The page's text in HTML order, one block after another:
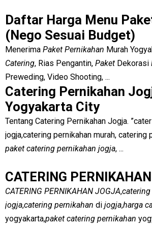
Daftar Harga Menu
(Nego Sesuai Budget)
Menerima Paket Pernikahan Murah
Catering, Rias Pengantin, Paket Dekorasi
Preweding, Video Shooting, ...
Catering Pernikahan
Yogyakarta City
Tentang Catering Pernikahan Jogja.
jogja,catering pernikahan murah, catering
paket catering pernikahan jogja, ...
CATERING
CATERING PERNIKAHAN JOGJA,
jogja,catering pernikahan di jogja,harga
yogyakarta,paket catering pernikahan